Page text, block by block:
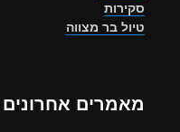
סקירות
טיול בר מצווה
מאמרים אחרונים